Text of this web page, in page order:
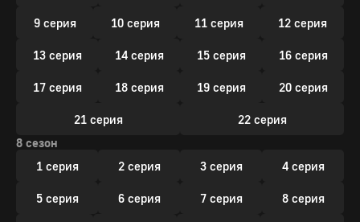
9 серия 10 серия 11 серия 12 серия
13 серия 14 серия 15 серия 16 серия
17 серия 18 серия 19 серия 20 серия
21 серия
22 серия
8 сезон
1 серия
2 серия 3 серия 4 серия
5 серия 6 серия 7 серия 8 серия